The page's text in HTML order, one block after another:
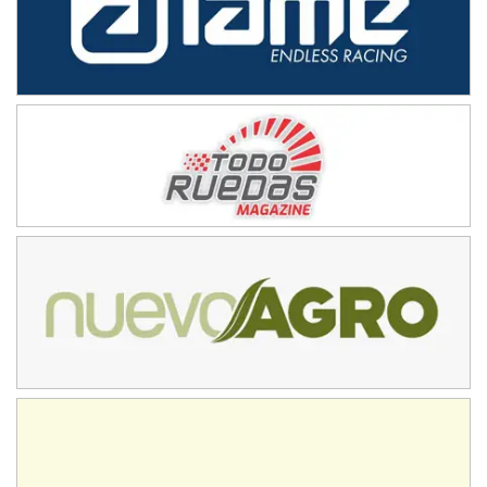
08/09-AGO
IAME SERIES ARGENTINA 6
Baradero (Buenos Aires)
Ciudad de Trenque Lauquen (Asfalto)
Trenque Lauquen (Buenos Aires)
ENTRERRIANO - F6 (POSTERGADA)
Parque de la Velocidad (Asfalto)
VICTORIENSE - F7
El Cerro (Tierra)
Victoria (Entre Ríos)